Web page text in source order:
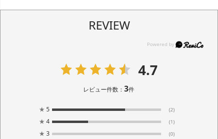
REVIEW
4.7
レビュー件数：3件
★ 5 (2)
★ 4 (1)
★ 3 (0)